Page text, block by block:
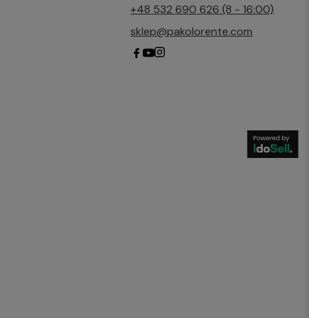
+48 532 690 626 (8 - 16:00)
sklep@pakolorente.com